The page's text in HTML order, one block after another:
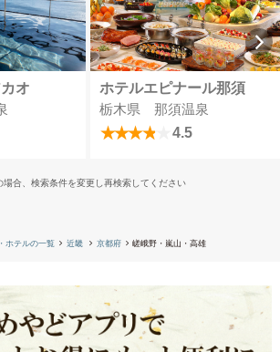
オ
ホテルエピナール那須
栃木県 那須温泉
4.5
場合、検索条件を変更し再検索してください
ホテルの一覧 近畿 京都府 嵯峨野・嵐山・高雄